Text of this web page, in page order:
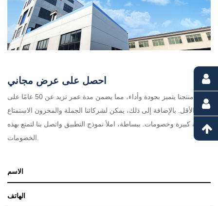
احصل على عرض مجاني
منتجنا يتميز بجودة وأداء، مما يضمن مدة عمر تزيد عن 50 عامًا على
الأقل. بالإضافة إلى ذلك، يمكن لشركائنا الجملة والمخزون الاستمتاع
بقيمة كبيرة وخصومات. ببساطة، املأ نموذج التطبيق واتصل بنا لتمتع بهذه